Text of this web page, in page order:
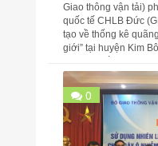
Giao thông vận tải)
quốc tế CHLB Đức
tạo về thống kê
giới” tại huyện Kim
0